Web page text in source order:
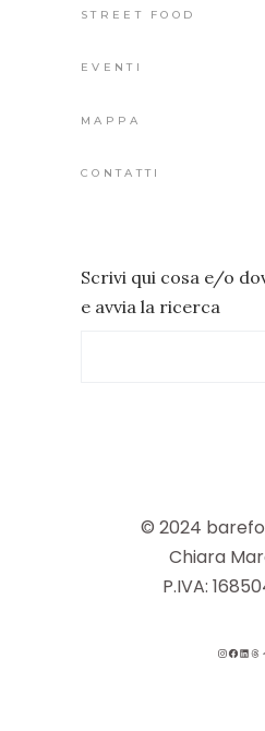
STREET FOOD
EVENTI
MAPPA
CONTATTI
Scrivi qui cosa e/o
e avvia la ricerca
© 2024
Chiara
P.IVA: